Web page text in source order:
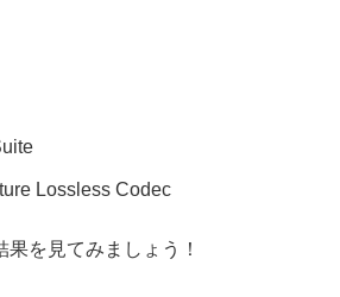
Lossless Codec
を見てみましょう！